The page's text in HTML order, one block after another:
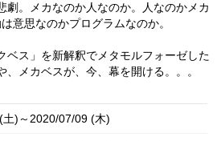
劇。メカなのか人なのか。人なのかメカ
意思なのかプログラムなのか。
ベス」を新解釈でメタモルフォーゼした
、メカベスが、今、幕を開ける。。。
)～2020/07/09 (木)